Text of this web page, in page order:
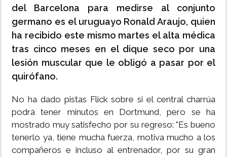
del Barcelona para medirse al conjunto
germano es el uruguayo Ronald Araujo, quien
ha recibido este mismo martes el alta médica
tras cinco meses en el dique seco por una
lesión muscular que le obligó a pasar por el
quirófano.
No ha dado pistas Flick sobre si el central charrúa
podrá tener minutos en Dortmund, pero se ha
mostrado muy satisfecho por su regreso: "Es bueno
tenerlo ya, tiene mucha fuerza, motiva mucho a los
compañeros e incluso al entrenador, por su gran